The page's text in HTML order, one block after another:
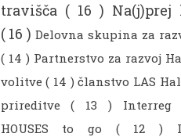
travišča ( 16 ) Na(j)prej
( 16 )Delovna skupina za
( 14 ) Partnerstvo za razvoj
volitve( 14 )članstvo LAS
prireditve( 13 ) Interreg
HOUSES to go ( 12 )